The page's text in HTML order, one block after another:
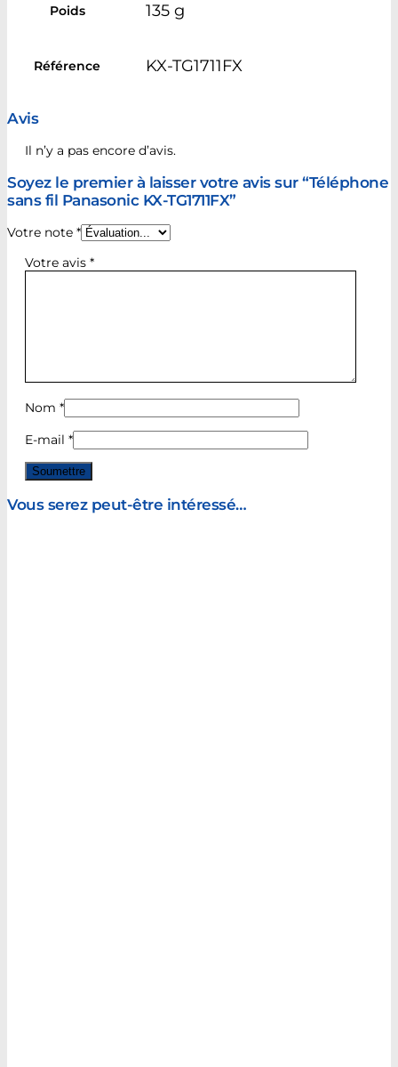
Poids 135 g
Référence KX-TG1711FX
Avis
Il n’y a pas encore d’avis.
Soyez le premier à laisser votre avis sur “Téléphone
sans fil Panasonic KX-TG1711FX”
Votre note *
Votre avis *
Nom *
E-mail *
Vous serez peut-être intéressé…